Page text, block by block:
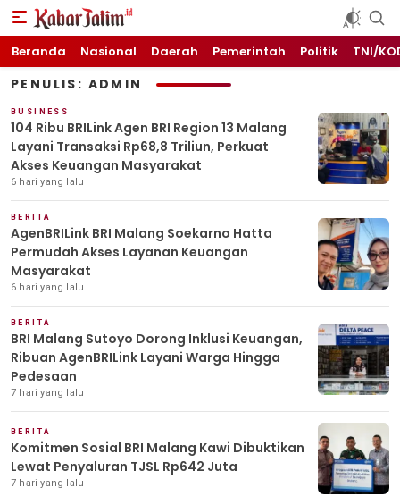
KABARJATIM.id
Kabar Jawa timuran
Beranda Nasional Daerah Pemerintah Politik TNI/
PENULIS: ADMIN
BUSINESS
104 Ribu BRILink Agen BRI Region 13 Malang
Layani Transaksi Rp68,8 Triliun, Perkuat
Akses Keuangan Masyarakat
6 hari yang lalu
BERITA
AgenBRILink BRI Malang Soekarno Hatta
Permudah Akses Layanan Keuangan
Masyarakat
6 hari yang lalu
BERITA
BRI Malang Sutoyo Dorong Inklusi Keuangan,
Ribuan AgenBRILink Layani Warga Hingga
Pedesaan
7 hari yang lalu
BERITA
Komitmen Sosial BRI Malang Kawi Dibuktikan
Lewat Penyaluran TJSL Rp642 Juta
7 hari yang lalu